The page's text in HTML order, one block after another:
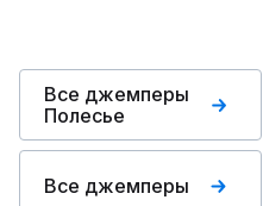
Все джемперы
Полесье
Все джемперы